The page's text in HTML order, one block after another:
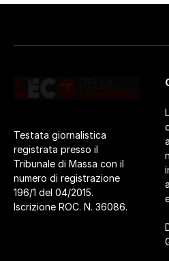
Testata giornalistica
registrata presso il
Tribunale di Massa con il
numero di registrazione
196/1 del 04/2015.
Iscrizione ROC. N. 36086.